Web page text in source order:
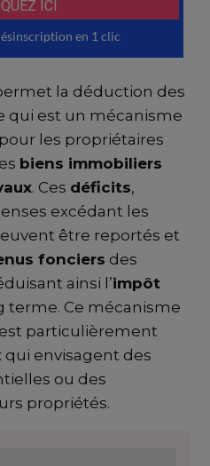
la déduction des
qui est un mécanisme
les propriétaires
biens immobiliers
. Ces déficits,
excédant les
être reportés et
fonciers des
ainsi l’impôt
terme. Ce mécanisme
particulièrement
envisagent des
ou des
propriétés.